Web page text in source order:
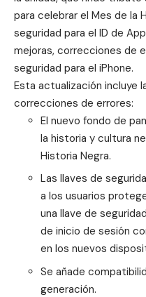
para celebrar el Mes de la
seguridad para el ID de
mejoras, correcciones de
seguridad para el iPhone.
Esta actualización incluye
correcciones de errores:
El nuevo fondo de
la historia y cultura
Historia Negra.
Las llaves de
a los usuarios
una llave de
de inicio de sesión
en los nuevos
Se añade
generación.